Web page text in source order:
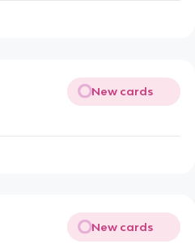
New cards
New cards